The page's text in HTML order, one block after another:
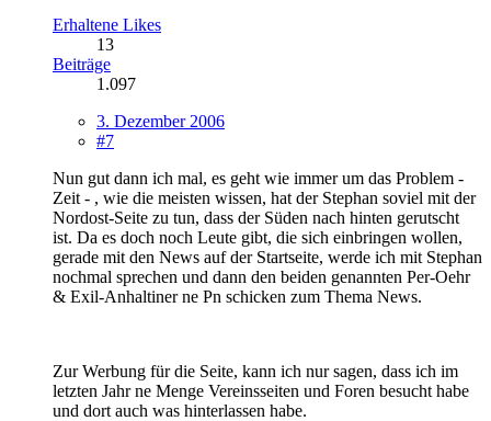
Erhaltene Likes
13
Beiträge
1.097
3. Dezember 2006
#7
Nun gut dann ich mal, es geht wie immer um das Problem -
Zeit - , wie die meisten wissen, hat der Stephan soviel mit der
Nordost-Seite zu tun, dass der Süden nach hinten gerutscht
ist. Da es doch noch Leute gibt, die sich einbringen wollen,
gerade mit den News auf der Startseite, werde ich mit Stephan
nochmal sprechen und dann den beiden genannten Per-Oehr
& Exil-Anhaltiner ne Pn schicken zum Thema News.
Zur Werbung für die Seite, kann ich nur sagen, dass ich im
letzten Jahr ne Menge Vereinsseiten und Foren besucht habe
und dort auch was hinterlassen habe.